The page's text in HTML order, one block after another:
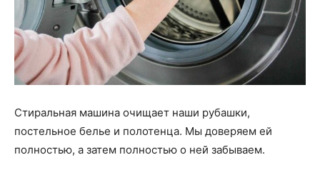
Стиральная машина очищает наши рубашки,
постельное белье и полотенца. Мы доверяем ей
полностью, а затем полностью о ней забываем.